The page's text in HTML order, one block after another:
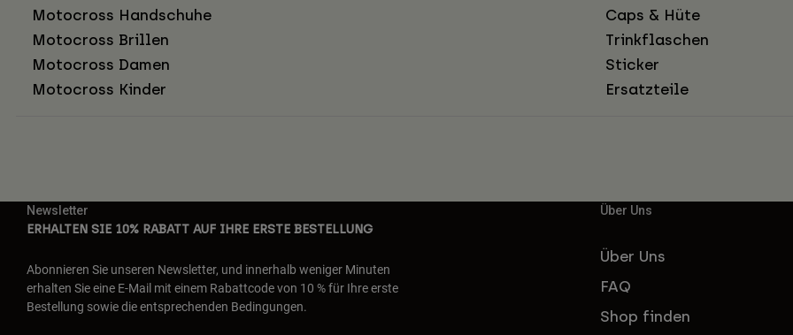
Motocross Handschuhe
Motocross Brillen
Motocross Damen
Motocross Kinder
Caps & Hüte
Trinkflaschen
Sticker
Ersatzteile
Newsletter
ERHALTEN SIE 10% RABATT AUF IHRE ERSTE BESTELLUNG
Abonnieren Sie unseren Newsletter, und innerhalb weniger Minuten
erhalten Sie eine E-Mail mit einem Rabattcode von 10 % für Ihre erste
Bestellung sowie die entsprechenden Bedingungen.
Über Uns
Über Uns
FAQ
Shop finden